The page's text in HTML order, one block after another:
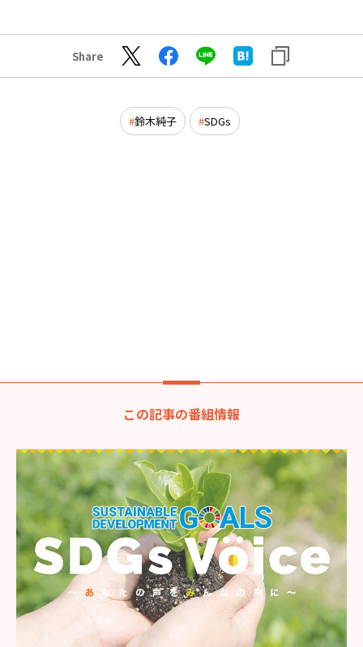
Share
鈴木純子 SDGs
この記事の番組情報